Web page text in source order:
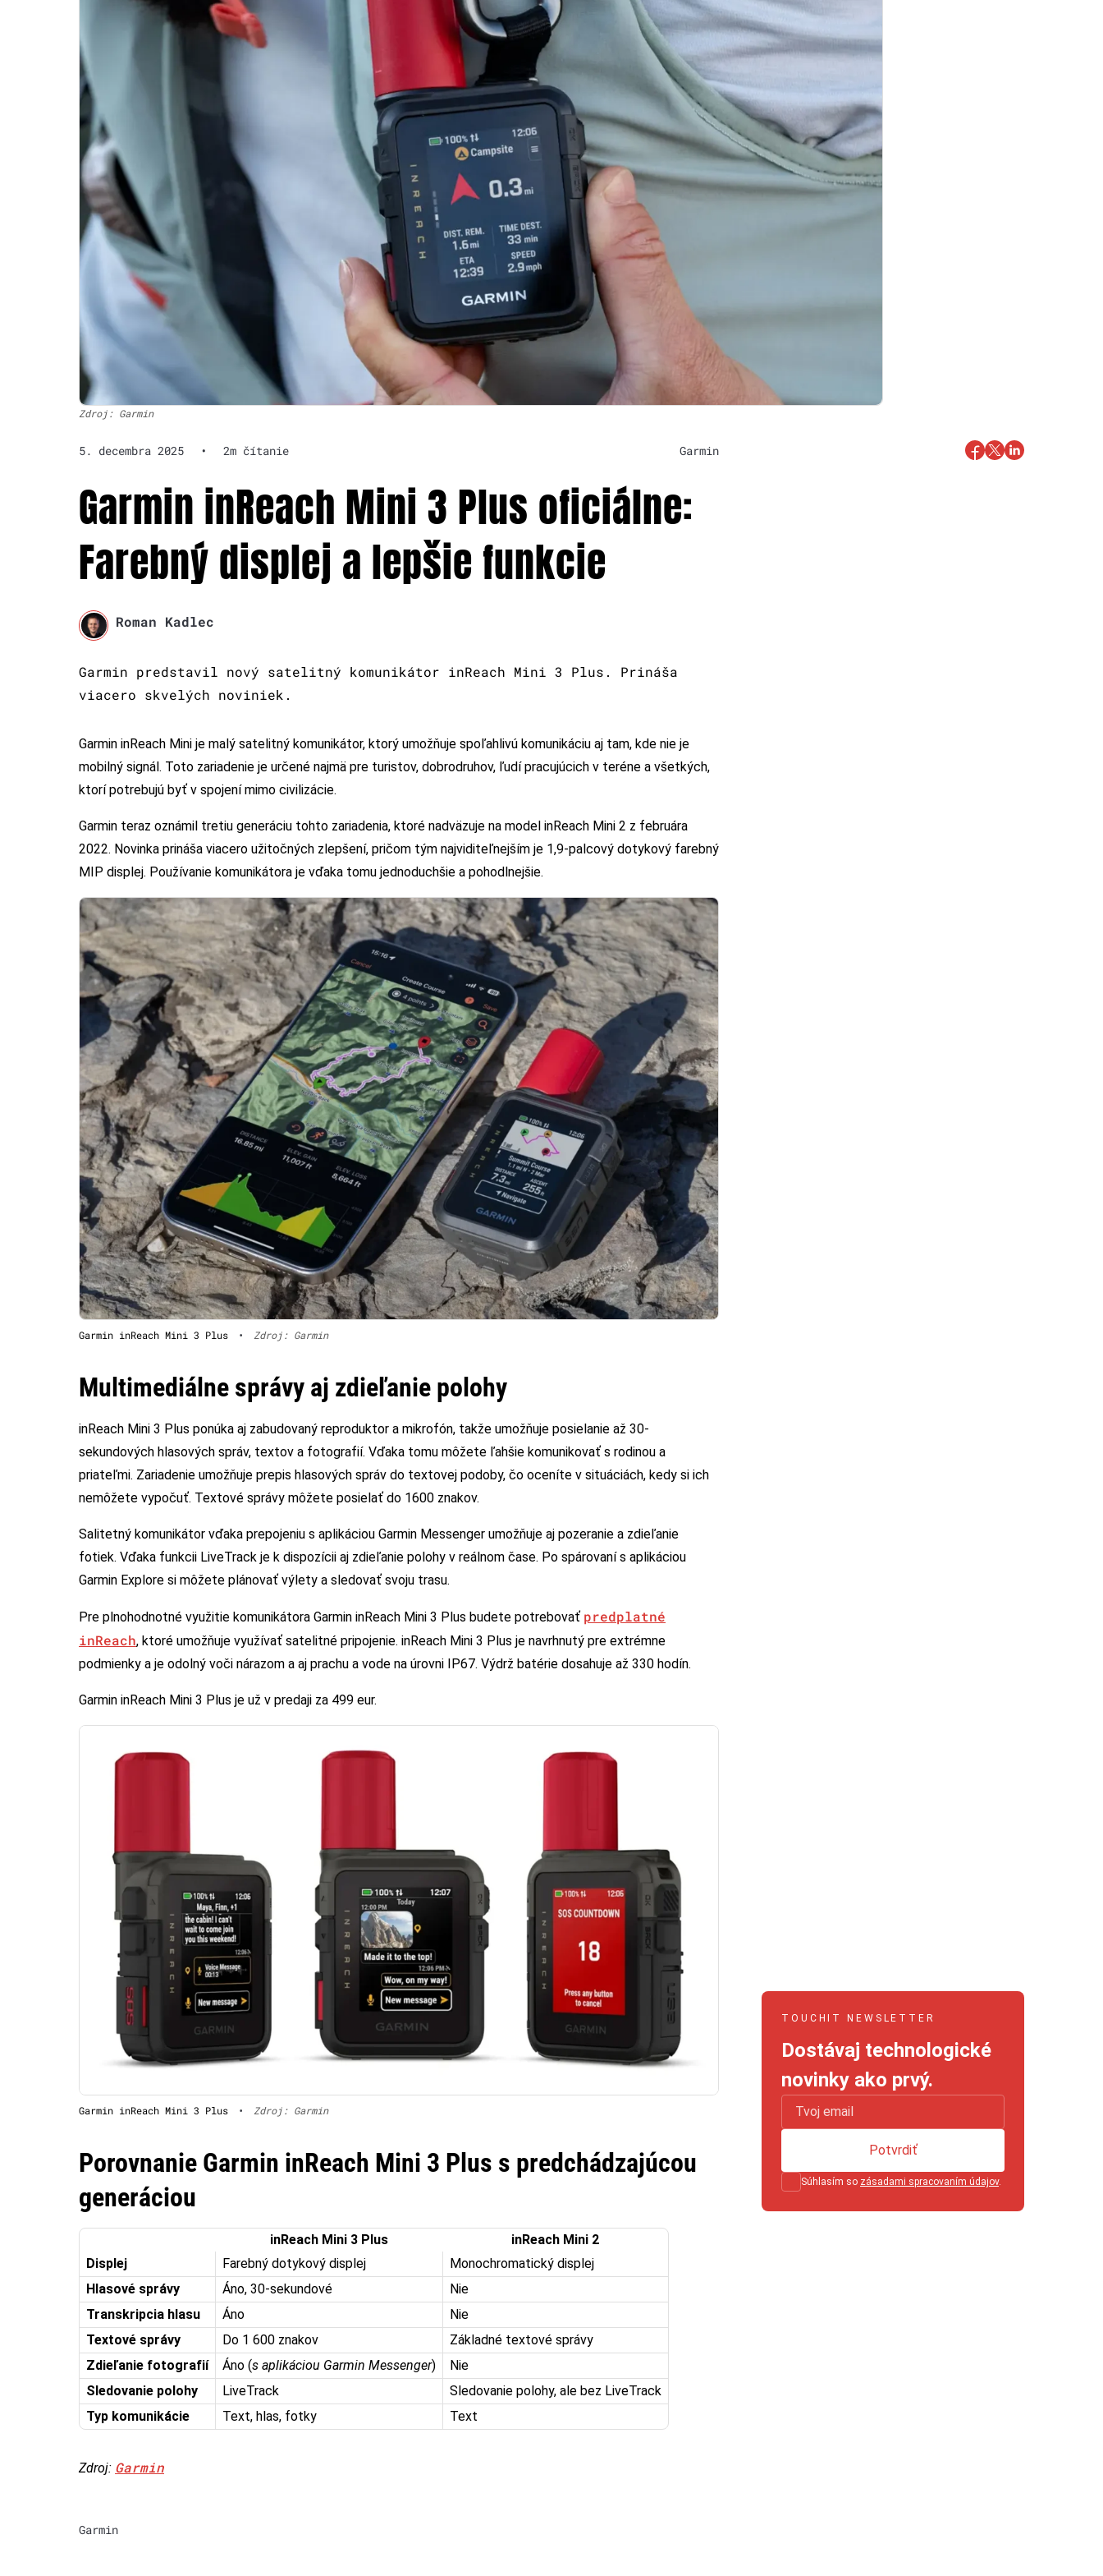
Zdroj: Garmin
5. decembra 2025 • 2m čítanie Garmin
Garmin inReach Mini 3 Plus oficiálne:
Farebný displej a lepšie funkcie
Roman Kadlec
Garmin predstavil nový satelitný komunikátor inReach Mini 3 Plus. Prináša
viacero skvelých noviniek.
Garmin inReach Mini je malý satelitný komunikátor, ktorý umožňuje spoľahlivú komunikáciu aj tam, kde nie je
mobilný signál. Toto zariadenie je určené najmä pre turistov, dobrodruhov, ľudí pracujúcich v teréne a všetkých,
ktorí potrebujú byť v spojení mimo civilizácie.
Garmin teraz oznámil tretiu generáciu tohto zariadenia, ktoré nadväzuje na model inReach Mini 2 z februára
2022. Novinka prináša viacero užitočných zlepšení, pričom tým najviditeľnejším je 1,9-palcový dotykový farebný
MIP displej. Používanie komunikátora je vďaka tomu jednoduchšie a pohodlnejšie.
Garmin inReach Mini 3 Plus • Zdroj: Garmin
Multimediálne správy aj zdieľanie polohy
inReach Mini 3 Plus ponúka aj zabudovaný reproduktor a mikrofón, takže umožňuje posielanie až 30-
sekundových hlasových správ, textov a fotografií. Vďaka tomu môžete ľahšie komunikovať s rodinou a
priateľmi. Zariadenie umožňuje prepis hlasových správ do textovej podoby, čo oceníte v situáciách, kedy si ich
nemôžete vypočuť. Textové správy môžete posielať do 1600 znakov.
Salitetný komunikátor vďaka prepojeniu s aplikáciou Garmin Messenger umožňuje aj pozeranie a zdieľanie
fotiek. Vďaka funkcii LiveTrack je k dispozícii aj zdieľanie polohy v reálnom čase. Po spárovaní s aplikáciou
Garmin Explore si môžete plánovať výlety a sledovať svoju trasu.
Pre plnohodnotné využitie komunikátora Garmin inReach Mini 3 Plus budete potrebovať predplatné
inReach, ktoré umožňuje využívať satelitné pripojenie. inReach Mini 3 Plus je navrhnutý pre extrémne
podmienky a je odolný voči nárazom a aj prachu a vode na úrovni IP67. Výdrž batérie dosahuje až 330 hodín.
Garmin inReach Mini 3 Plus je už v predaji za 499 eur.
Garmin inReach Mini 3 Plus • Zdroj: Garmin
Porovnanie Garmin inReach Mini 3 Plus s predchádzajúcou
generáciou
inReach Mini 3 Plus
inReach Mini 2
Displej
Farebný dotykový displej
Monochromatický displej
Hlasové správy
Áno, 30-sekundové
Nie
Transkripcia hlasu
Áno
Nie
Textové správy
Do 1 600 znakov
Základné textové správy
Zdieľanie fotografií
Áno (s aplikáciou Garmin Messenger)
Nie
Sledovanie polohy
LiveTrack
Sledovanie polohy, ale bez LiveTrack
Typ komunikácie
Text, hlas, fotky Text
Zdroj: Garmin
Garmin
TOUCHIT NEWSLETTER
Dostávaj technologické
novinky ako prvý.
Súhlasím so zásadami spracovaním údajov.
Potvrdiť